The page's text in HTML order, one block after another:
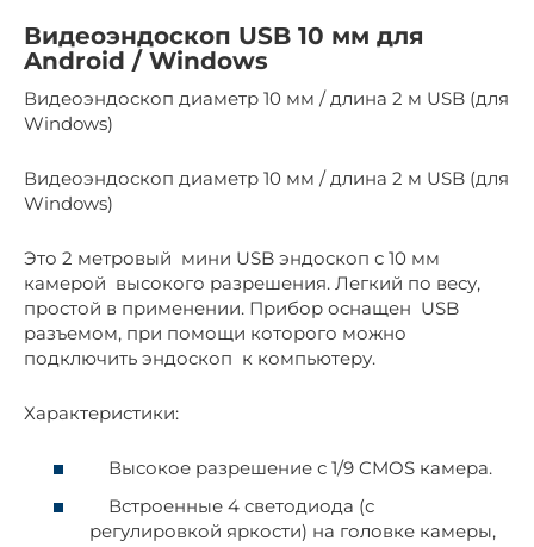
Видеоэндоскоп USB 10 мм для
Android / Windows
Видеоэндоскоп диаметр 10 мм / длина 2 м USB (для
Windows)
Видеоэндоскоп диаметр 10 мм / длина 2 м USB (для
Windows)
Это 2 метровый мини USB эндоскоп с 10 мм
камерой высокого разрешения. Легкий по весу,
простой в применении. Прибор оснащен USB
разъемом, при помощи которого можно
подключить эндоскоп к компьютеру.
Характеристики:
Высокое разрешение с 1/9 CMOS камера.
Встроенные 4 светодиода (с
регулировкой яркости) на головке камеры,